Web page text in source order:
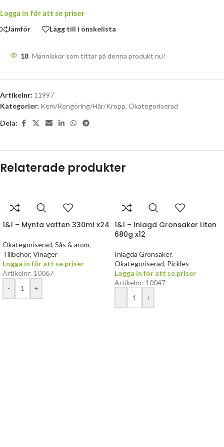
Logga in för att se priser
Jämför
Lägg till i önskelista
18 Människor som tittar på denna produkt nu!
Artikelnr: 11997
Kategorier: Kem/Rengöring/Hår/Kropp, Okategoriserad
Dela:
Relaterade produkter
1&1 – Mynta vatten 330ml x24
Okategoriserad, Sås & arom,
Tillbehör, Vinäger
Logga in för att se priser
Artikelnr: 10067
-
+
1&1 – Inlagd Grönsaker Liten
680g x12
Inlagda Grönsaker,
Okategoriserad, Pickles
Logga in för att se priser
Artikelnr: 10047
-
+